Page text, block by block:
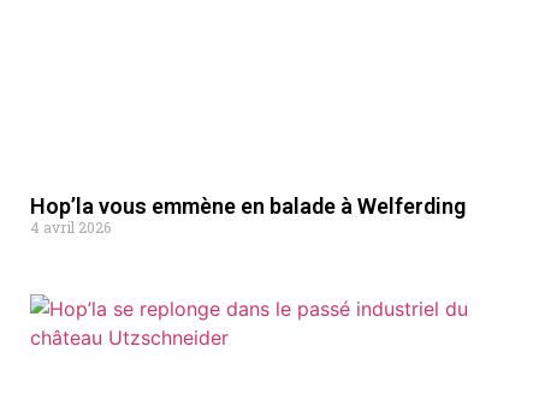
Hop’la vous emmène en balade à Welferding
4 avril 2026